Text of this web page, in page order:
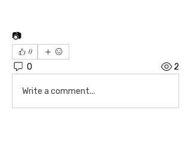
📷
0
0 2
Write a comment...